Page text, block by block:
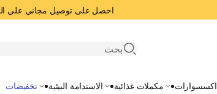
احصل على توصيل مجاني علي المنتجات أكثر من
Open search
اكسسوارات مكملات غذائية الاستدامة البيئية تخفيضات